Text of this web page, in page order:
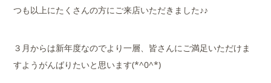
つも以上にたくさんの方にご来店いただきました♪♪
３月からは新年度なのでより一層、皆さんにご満足いただけま
すようがんばりたいと思います(*^0^*)